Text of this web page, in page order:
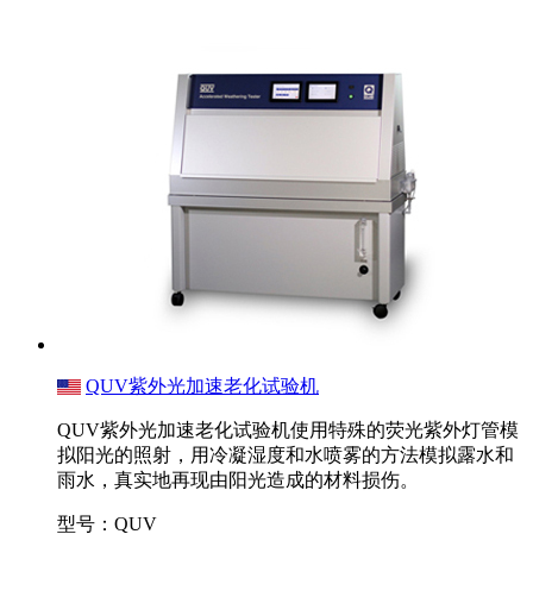
QUV紫外光加速老化试验机
QUV紫外光加速老化试验机使用特殊的荧光紫外灯管模
拟阳光的照射，用冷凝湿度和水喷雾的方法模拟露水和
雨水，真实地再现由阳光造成的材料损伤。
型号：QUV